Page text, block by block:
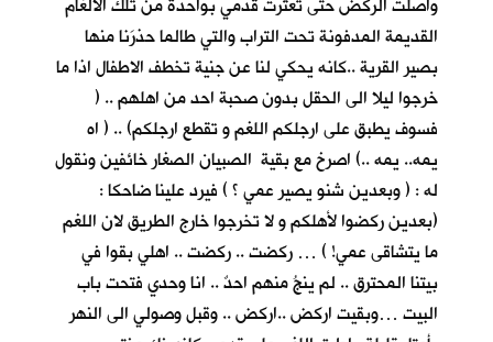
القديمة المدفونة تحت التراب والتي طالما حذرَنا منها
بصير القرية ..كانه يحكي لنا عن جنية تخطف الاطفال اذا ما
خرجوا ليلا الى الحقل بدون صحبة احد من اهلهم .. (
فسوف يطبق على ارجلكم اللغم و تقطع ارجلكم) .. ( اه
يمه.. يمه ..) اصرخ مع بقية الصبيان الصغار خائفين ونقول
له : ( وبعدين شنو يصير عمي ؟ ) فيرد علينا ضاحكا :
(بعدين ركضوا لأهلكم و لا تخرجوا خارج الطريق لان اللغم
ما يتشاقى عمي! ) … ركضت .. ركضت .. اهلي بقوا في
بيتنا المحترق .. لم ينجُ منهم احدٌ .. انا وحدي فتحت باب
البيت …وبقيت اركض ..اركض .. وقبل وصولي الى النهر